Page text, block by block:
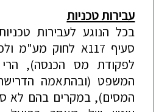
עבירות טכניות
בכל הנוגע לעבירות
לפקודת מס הכנסה),
המשפט (ובהתאמה
המסים), במקרים בהם לא